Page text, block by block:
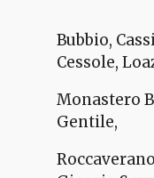
Bubbio,
Cessole,
Monastero
Gentile,